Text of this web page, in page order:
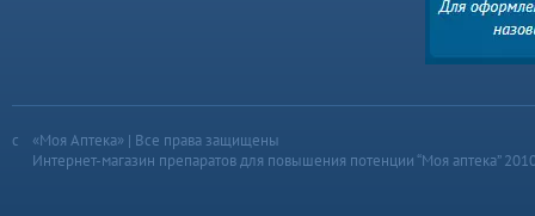
«Моя Аптека» | Все права защищены
Интернет-магазин препаратов для повышения потенции “Моя аптека”